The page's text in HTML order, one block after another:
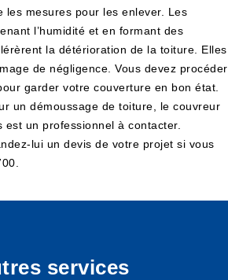
les mesures pour les enlever. Les
l’humidité et en formant des
la détérioration de la toiture. Elles
de négligence. Vous devez procéder
garder votre couverture en bon état.
un démoussage de toiture, le couvreur
est un professionnel à contacter.
lui un devis de votre projet si vous
services